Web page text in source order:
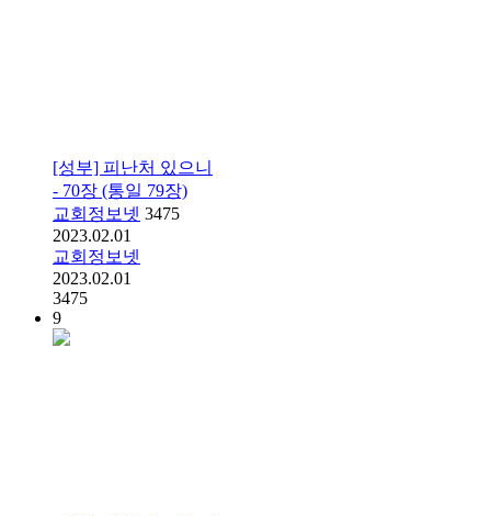
[성부] 피난처 있으니
- 70장 (통일 79장)
교회정보넷 3475
2023.02.01
교회정보넷
2023.02.01
3475
9